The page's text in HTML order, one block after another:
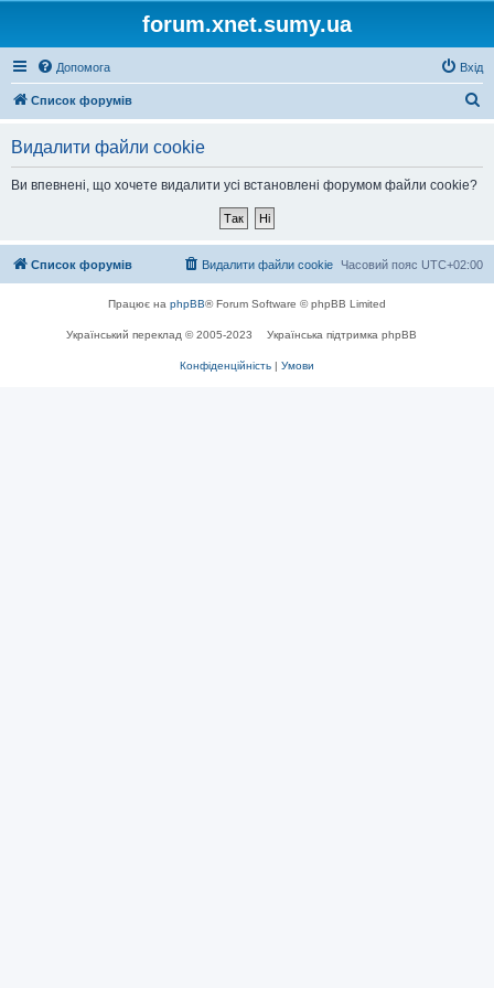
forum.xnet.sumy.ua
Допомога Вхід
Список форумів
Видалити файли cookie
Ви впевнені, що хочете видалити усі встановлені форумом файли cookie?
Список форумів Часовий пояс UTC+02:00
Видалити файли cookie
Працює на phpBB® Forum Software © phpBB Limited
Український переклад © 2005-2023 Українська підтримка phpBB
Конфіденційність | Умови